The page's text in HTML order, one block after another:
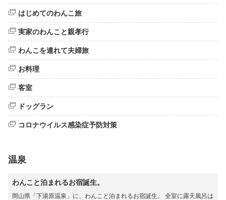
はじめてのわんこ旅
実家のわんこと親孝行
わんこを連れて夫婦旅
お料理
客室
ドッグラン
コロナウイルス感染症予防対策
温泉
わんこと泊まれるお宿誕生。
岡山県「下湯原温泉」に、わんこと泊まれるお宿誕生。 全室に露天風呂は